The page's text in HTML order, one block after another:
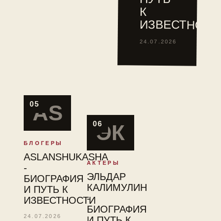
К
24.07.2026
05
AS
БЛОГЕРЫ
ASLANSHUKASHA
-
БИОГРАФИЯ
И ПУТЬ К
ИЗВЕСТНОСТИ
24.07.2026
06ЭК
АКТЕРЫ
ЭЛЬДАР
КАЛИМУЛИН
-
БИОГРАФИЯ